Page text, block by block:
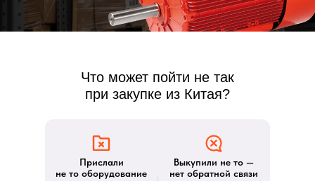
Что может пойти не так
при закупке из Китая?
Выкупили не то —
нет обратной связи
Прислали
не то оборудование